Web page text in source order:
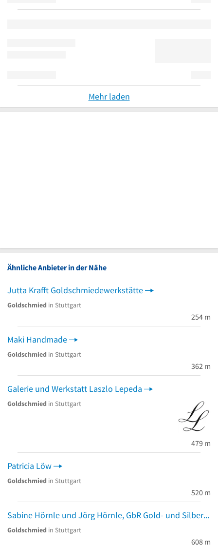
Mehr laden
Ähnliche Anbieter in der Nähe
Jutta Krafft Goldschmiedewerkstätte
Goldschmied in Stuttgart
254 m
Maki Handmade
Goldschmied in Stuttgart
362 m
Galerie und Werkstatt Laszlo Lepeda
Goldschmied in Stuttgart
479 m
Patricia Löw
Goldschmied in Stuttgart
520 m
Sabine Hörnle und Jörg Hörnle, GbR Gold- und Silberschmiedewerkstätte
Goldschmied in Stuttgart
608 m